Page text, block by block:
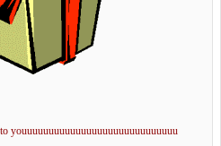
youuuuuuuuuuuuuuuuuuuuuuuuuuuuu